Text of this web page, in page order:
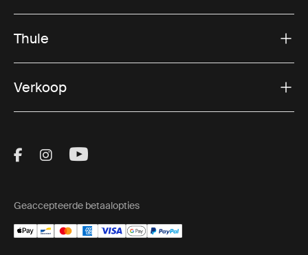
Thule
Verkoop
Visit Thule on Facebook (external link)
Visit Thule on Instagram (external link)
Visit Thule on Youtube (external
Geaccepteerde betaalopties